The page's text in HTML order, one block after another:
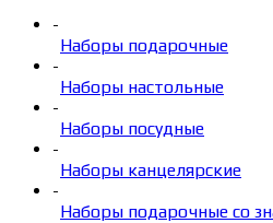
-
Наборы подарочные
-
Наборы настольные
-
Наборы посудные
-
Наборы канцелярские
-
Наборы подарочные со